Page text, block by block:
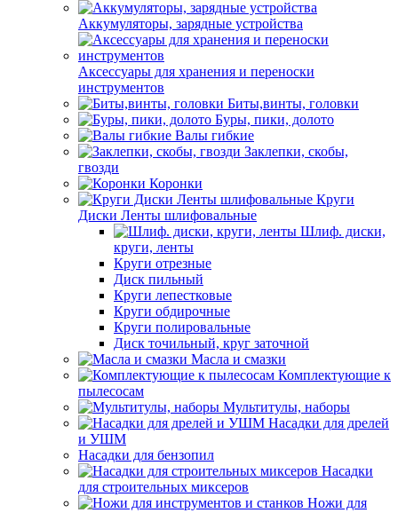
Аккумуляторы, зарядные устройства
Аксессуары для хранения и переноски
инструментов
Биты,винты, головки
Буры, пики, долото
Валы гибкие
Заклепки, скобы,
гвозди
Коронки
Круги
Диски Ленты шлифовальные
Шлиф. диски,
круги, ленты
Круги отрезные
Диск пильный
Круги лепестковые
Круги обдирочные
Круги полировальные
Диск точильный, круг заточной
Масла и смазки
Комплектующие к
пылесосам
Мультитулы, наборы
Насадки для дрелей
и УШМ
Насадки для бензопил
Насадки
для строительных миксеров
Ножи для